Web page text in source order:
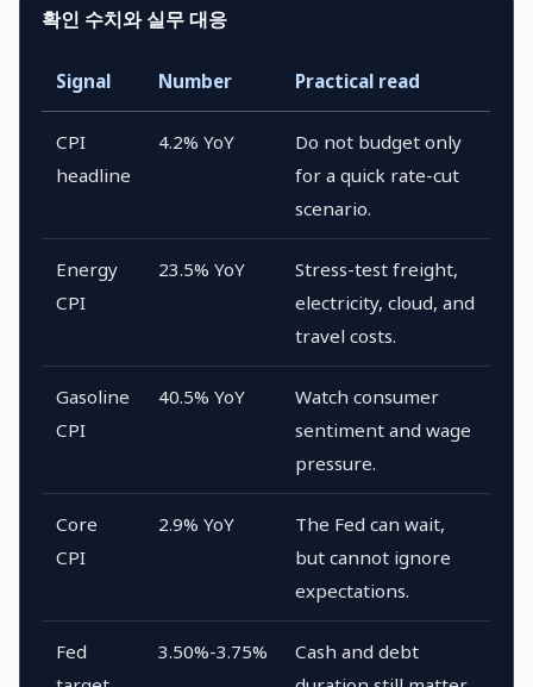
확인 수치와 실무 대응
Signal Number Practical read
CPI
headline
4.2% YoY
Do not budget only
for a quick rate-cut
scenario.
Energy
CPI
23.5% YoY
Stress-test freight,
electricity, cloud, and
travel costs.
Gasoline
CPI
40.5% YoY
Watch consumer
sentiment and wage
pressure.
Core
CPI
2.9% YoY
The Fed can wait,
but cannot ignore
expectations.
Fed
3.50%-3.75%
Cash and debt